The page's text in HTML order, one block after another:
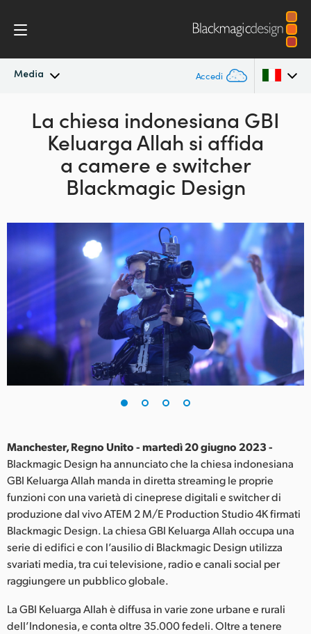
Media Accedi
In primo piano
Immagini per i media
Argentina
Australia
Austria
Finland
France
Germany
India
Japan
Korea
Mexico
Netherlands
La chiesa indonesiana GBI
Keluarga Allah si affida
a camere e switcher
Blackmagic Design
Manchester, Regno Unito - martedì 20 giugno 2023 -
Blackmagic Design ha annunciato che la chiesa indonesiana
GBI Keluarga Allah manda in diretta streaming le proprie
funzioni con una varietà di cineprese digitali e switcher di
produzione dal vivo ATEM 2 M/E Production Studio 4K firmati
Blackmagic Design. La chiesa GBI Keluarga Allah occupa una
serie di edifici e con l’ausilio di Blackmagic Design utilizza
svariati media, tra cui televisione, radio e canali social per
raggiungere un pubblico globale.
La GBI Keluarga Allah è diffusa in varie zone urbane e rurali
dell’Indonesia, e conta oltre 35.000 fedeli. Oltre a tenere